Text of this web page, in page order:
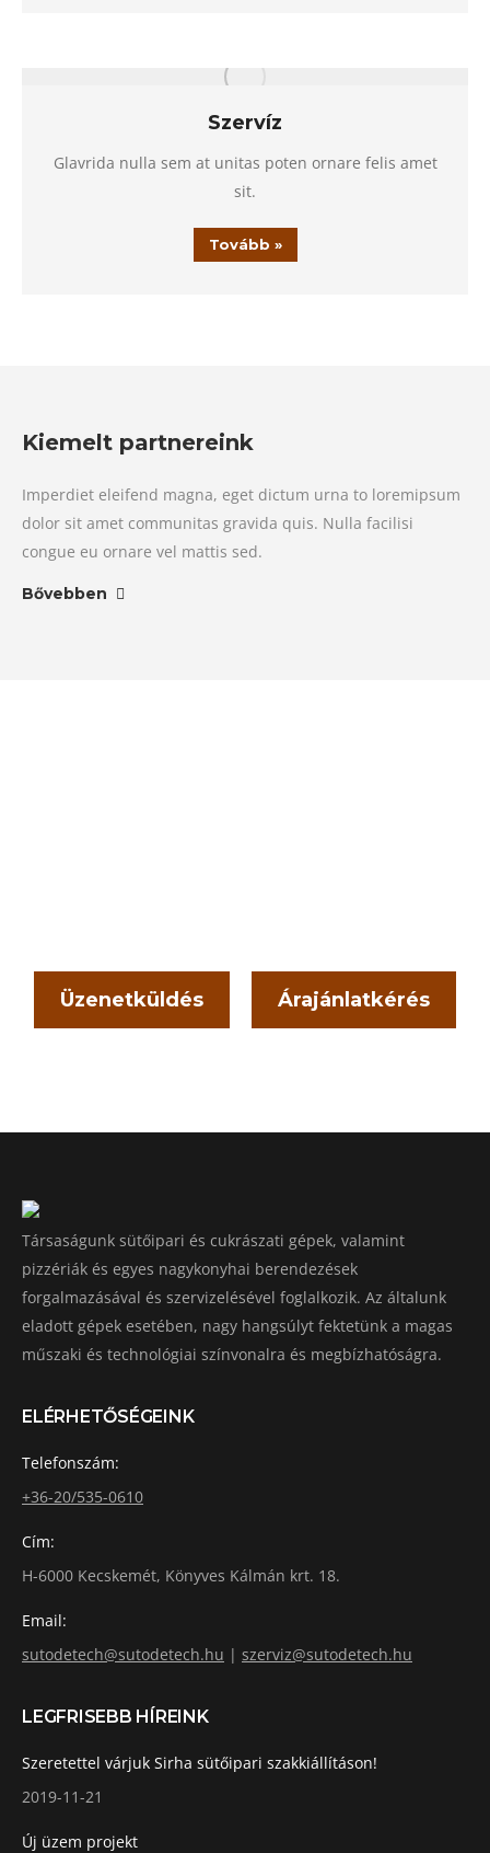
Szervíz
Glavrida nulla sem at unitas poten ornare felis amet
sit.
Tovább »
Kiemelt partnereink
Imperdiet eleifend magna, eget dictum urna to loremipsum
dolor sit amet communitas gravida quis. Nulla facilisi
congue eu ornare vel mattis sed.
Bővebben
Üzenetküldés Árajánlatkérés
Társaságunk sütőipari és cukrászati gépek, valamint
pizzériák és egyes nagykonyhai berendezések
forgalmazásával és szervizelésével foglalkozik. Az általunk
eladott gépek esetében, nagy hangsúlyt fektetünk a magas
műszaki és technológiai színvonalra és megbízhatóságra.
ELÉRHETŐSÉGEINK
Telefonszám:
+36-20/535-0610
Cím:
H-6000 Kecskemét, Könyves Kálmán krt. 18.
Email:
sutodetech@sutodetech.hu | szerviz@sutodetech.hu
LEGFRISEBB HÍREINK
Szeretettel várjuk Sirha sütőipari szakkiállításon!
2019-11-21
Új üzem projekt